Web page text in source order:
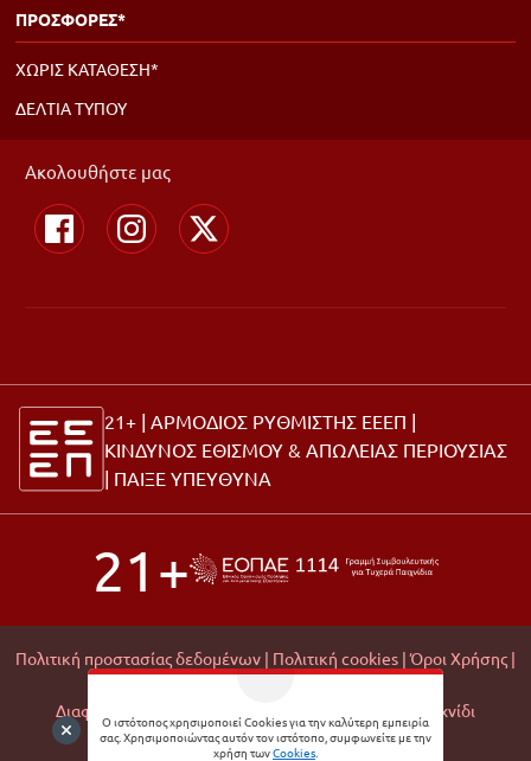
Ο ιστότοπος χρησιμοποιεί Cookies για την καλύτερη εμπειρία
σας. Χρησιμοποιώντας αυτόν τον ιστότοπο, συμφωνείτε με την
χρήση τωνCookies.
ΠΡΟΣΦΟΡΕΣ*
ΧΩΡΙΣ ΚΑΤΑΘΕΣΗ*
ΔΕΛΤΙΑ ΤΥΠΟΥ
Ακολουθήστε μας
21+ | ΑΡΜΟΔΙΟΣ ΡΥΘΜΙΣΤΗΣ ΕΕΕΠ |
ΚΙΝΔΥΝΟΣ ΕΘΙΣΜΟΥ & ΑΠΩΛΕΙΑΣ ΠΕΡΙΟΥΣΙΑΣ
| ΠΑΙΞΕ ΥΠΕΥΘΥΝΑ
21+
Πολιτική προστασίας δεδομένων | Πολιτική cookies | Όροι Χρήσης |
Διαφάνεια Εμπορικών Συνεργασιών |
Υπεύθυνο Παιχνίδι
© 2026 Matchmoney